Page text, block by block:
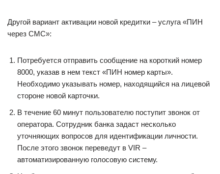
Другой вариант активации новой кредитки ‒ услуга «ПИН
через СМС»:
Потребуется отправить сообщение на короткий номер
8000, указав в нем текст «ПИН номер карты».
Необходимо указывать номер, находящийся на лицевой
стороне новой карточки.
В течение 60 минут пользователю поступит звонок от
оператора. Сотрудник банка задаст несколько
уточняющих вопросов для идентификации личности.
После этого звонок переведут в VIR ‒
автоматизированную голосовую систему.